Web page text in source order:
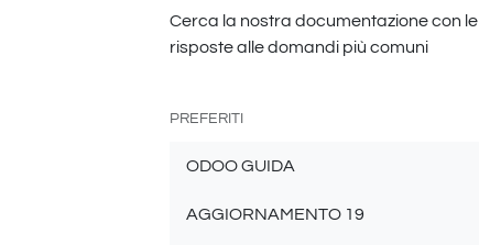
Cerca la nostra documentazione con le
risposte alle domandi più comuni
PREFERITI
ODOO GUIDA
AGGIORNAMENTO 19